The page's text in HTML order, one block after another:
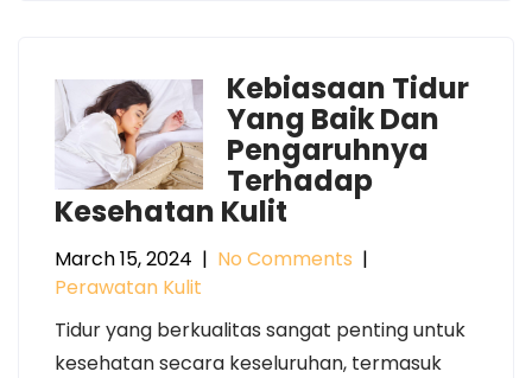
Kebiasaan Tidur
Yang Baik Dan
Pengaruhnya
Terhadap
Kesehatan Kulit
March 15, 2024 | No Comments |
Perawatan Kulit
Tidur yang berkualitas sangat penting untuk
kesehatan secara keseluruhan, termasuk